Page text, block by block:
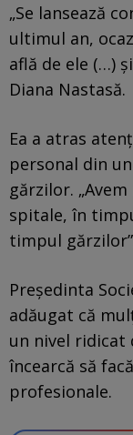
„Se lansează
ultimul an,
află de ele (…)
Diana Nastasă.
Ea a atras
personal din
gărzilor.
spitale, în
timpul
Președinta
adăugat că
un nivel ridicat
încearcă să
profesionale.